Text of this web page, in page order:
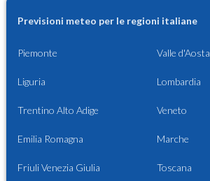
Previsioni meteo per le regioni italiane
Piemonte Valle d'Aosta
Liguria Lombardia
Trentino Alto Adige Veneto
Emilia Romagna Marche
Friuli Venezia Giulia Toscana